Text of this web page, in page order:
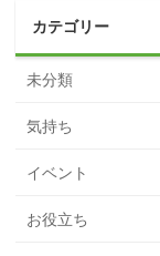
カテゴリー
未分類
気持ち
イベント
お役立ち